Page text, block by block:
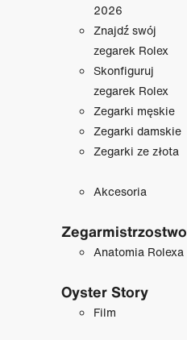
2026
Znajdź swój
zegarek Rolex
Skonfiguruj
zegarek Rolex
Zegarki męskie
Zegarki damskie
Zegarki ze złota
Akcesoria
Zegarmistrzostwo
Anatomia Rolexa
Oyster Story
Film